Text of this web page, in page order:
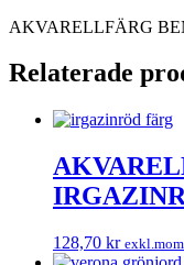
AKVARELLFÄRG
Relaterade
128,70 kr